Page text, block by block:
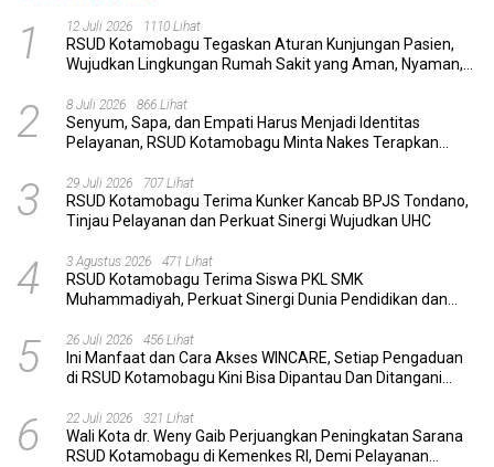
1 12 Juli 2026 1110 Lihat
RSUD Kotamobagu Tegaskan Aturan Kunjungan Pasien,
Wujudkan Lingkungan Rumah Sakit yang Aman, Nyaman,
2 8 Juli 2026 866 Lihat
Senyum, Sapa, dan Empati Harus Menjadi Identitas
Pelayanan, RSUD Kotamobagu Minta Nakes Terapkan
3 29 Juli 2026 707 Lihat
RSUD Kotamobagu Terima Kunker Kancab BPJS Tondano,
Tinjau Pelayanan dan Perkuat Sinergi Wujudkan UHC
4 3 Agustus 2026 471 Lihat
RSUD Kotamobagu Terima Siswa PKL SMK
Muhammadiyah, Perkuat Sinergi Dunia Pendidikan dan
5 26 Juli 2026 456 Lihat
Ini Manfaat dan Cara Akses WINCARE, Setiap Pengaduan
di RSUD Kotamobagu Kini Bisa Dipantau Dan Ditangani
6 22 Juli 2026 321 Lihat
Wali Kota dr. Weny Gaib Perjuangkan Peningkatan Sarana
RSUD Kotamobagu di Kemenkes RI, Demi Pelayanan